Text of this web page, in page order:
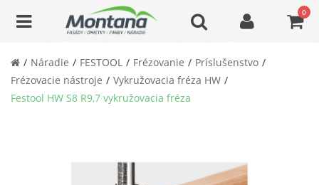
0
Náradie FESTOOL Frézovanie
Príslušenstvo
Frézovacie nástroje
Vykružovacia fréza HW
Festool HW S8 R9,7 vykružovacia fréza